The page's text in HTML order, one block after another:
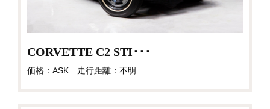
CORVETTE C2 STI･･･
価格：ASK 走行距離：不明